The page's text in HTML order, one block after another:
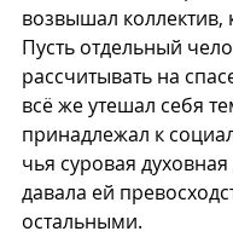
возвышал коллектив,
Пусть отдельный
рассчитывать на
всё же утешал себя
принадлежал к
чья суровая
давала ей
остальными.